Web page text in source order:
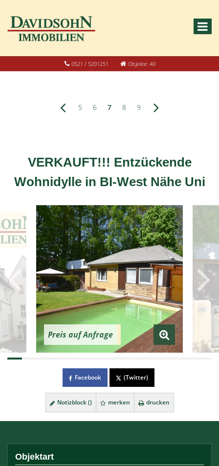
0521 / 5201251 Objekte: 40
5 6 7 8 9
VERKAUFT!!! Entzückende
Wohnidylle in BI-West Nähe Uni
Preis auf Anfrage
Facebook (Twitter)
Notizblock () merken drucken
Objektart